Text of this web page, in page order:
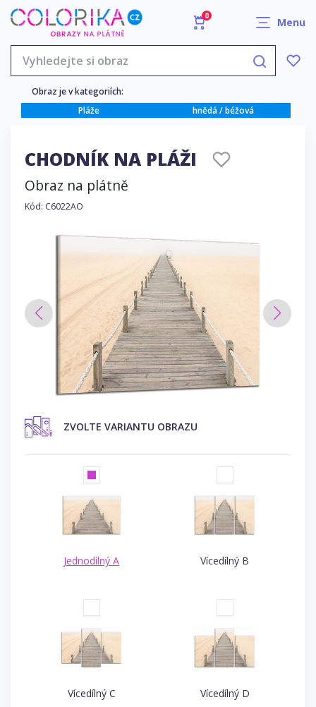
0 Menu
Obraz je v kategoriích:
Pláže
hnědá / béžová
CHODNÍK NA PLÁŽI
Obraz na plátně
Kód: C6022AO
ZVOLTE VARIANTU OBRAZU
Jednodílný A Vícedílný B
Vícedílný C Vícedílný D